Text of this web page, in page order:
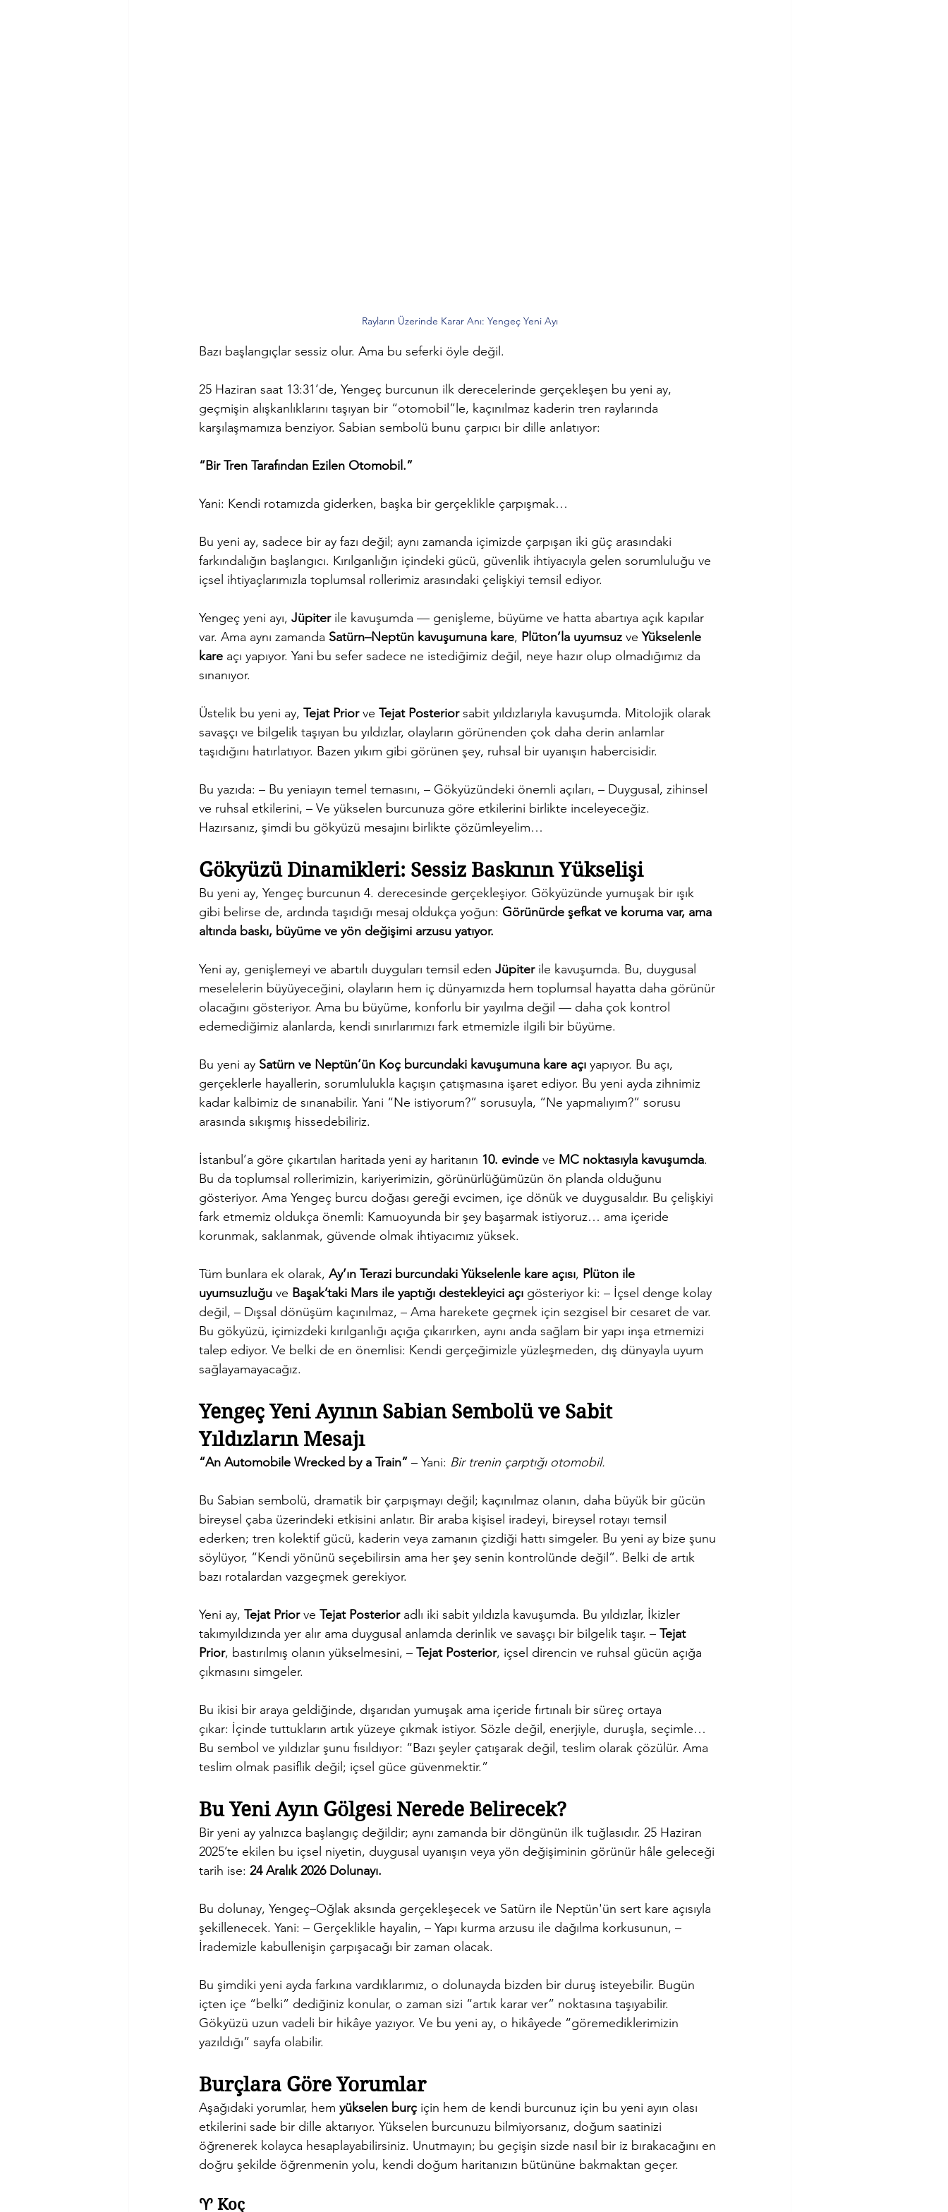
Rayların Üzerinde Karar Anı: Yengeç Yeni Ayı
Bazı başlangıçlar sessiz olur. Ama bu seferki öyle değil.
25 Haziran saat 13:31’de, Yengeç burcunun ilk derecelerinde gerçekleşen bu yeni ay,
geçmişin alışkanlıklarını taşıyan bir “otomobil”le, kaçınılmaz kaderin tren raylarında
karşılaşmamıza benziyor. Sabian sembolü bunu çarpıcı bir dille anlatıyor:
“Bir Tren Tarafından Ezilen Otomobil.”
Yani: Kendi rotamızda giderken, başka bir gerçeklikle çarpışmak…
Bu yeni ay, sadece bir ay fazı değil; aynı zamanda içimizde çarpışan iki güç arasındaki
farkındalığın başlangıcı. Kırılganlığın içindeki gücü, güvenlik ihtiyacıyla gelen sorumluluğu ve
içsel ihtiyaçlarımızla toplumsal rollerimiz arasındaki çelişkiyi temsil ediyor.
Yengeç yeni ayı, Jüpiter ile kavuşumda — genişleme, büyüme ve hatta abartıya açık kapılar
var. Ama aynı zamanda Satürn–Neptün kavuşumuna kare, Plüton’la uyumsuz ve Yükselenle
kare açı yapıyor. Yani bu sefer sadece ne istediğimiz değil, neye hazır olup olmadığımız da
sınanıyor.
Üstelik bu yeni ay, Tejat Prior ve Tejat Posterior sabit yıldızlarıyla kavuşumda. Mitolojik olarak
savaşçı ve bilgelik taşıyan bu yıldızlar, olayların görünenden çok daha derin anlamlar
taşıdığını hatırlatıyor. Bazen yıkım gibi görünen şey, ruhsal bir uyanışın habercisidir.
Bu yazıda: – Bu yeniayın temel temasını, – Gökyüzündeki önemli açıları, – Duygusal, zihinsel
ve ruhsal etkilerini, – Ve yükselen burcunuza göre etkilerini birlikte inceleyeceğiz.
Hazırsanız, şimdi bu gökyüzü mesajını birlikte çözümleyelim…
Gökyüzü Dinamikleri: Sessiz Baskının Yükselişi
Bu yeni ay, Yengeç burcunun 4. derecesinde gerçekleşiyor. Gökyüzünde yumuşak bir ışık
gibi belirse de, ardında taşıdığı mesaj oldukça yoğun: Görünürde şefkat ve koruma var, ama
altında baskı, büyüme ve yön değişimi arzusu yatıyor.
Yeni ay, genişlemeyi ve abartılı duyguları temsil eden Jüpiter ile kavuşumda. Bu, duygusal
meselelerin büyüyeceğini, olayların hem iç dünyamızda hem toplumsal hayatta daha görünür
olacağını gösteriyor. Ama bu büyüme, konforlu bir yayılma değil — daha çok kontrol
edemediğimiz alanlarda, kendi sınırlarımızı fark etmemizle ilgili bir büyüme.
Bu yeni ay Satürn ve Neptün’ün Koç burcundaki kavuşumuna kare açı yapıyor. Bu açı,
gerçeklerle hayallerin, sorumlulukla kaçışın çatışmasına işaret ediyor. Bu yeni ayda zihnimiz
kadar kalbimiz de sınanabilir. Yani “Ne istiyorum?” sorusuyla, “Ne yapmalıyım?” sorusu
arasında sıkışmış hissedebiliriz.
İstanbul’a göre çıkartılan haritada yeni ay haritanın 10. evinde ve MC noktasıyla kavuşumda.
Bu da toplumsal rollerimizin, kariyerimizin, görünürlüğümüzün ön planda olduğunu
gösteriyor. Ama Yengeç burcu doğası gereği evcimen, içe dönük ve duygusaldır. Bu çelişkiyi
fark etmemiz oldukça önemli: Kamuoyunda bir şey başarmak istiyoruz… ama içeride
korunmak, saklanmak, güvende olmak ihtiyacımız yüksek.
Tüm bunlara ek olarak, Ay’ın Terazi burcundaki Yükselenle kare açısı, Plüton ile
uyumsuzluğu ve Başak’taki Mars ile yaptığı destekleyici açı gösteriyor ki: – İçsel denge kolay
değil, – Dışsal dönüşüm kaçınılmaz, – Ama harekete geçmek için sezgisel bir cesaret de var.
Bu gökyüzü, içimizdeki kırılganlığı açığa çıkarırken, aynı anda sağlam bir yapı inşa etmemizi
talep ediyor. Ve belki de en önemlisi: Kendi gerçeğimizle yüzleşmeden, dış dünyayla uyum
sağlayamayacağız.
Yengeç Yeni Ayının Sabian Sembolü ve Sabit
Yıldızların Mesajı
“An Automobile Wrecked by a Train” – Yani: Bir trenin çarptığı otomobil.
Bu Sabian sembolü, dramatik bir çarpışmayı değil; kaçınılmaz olanın, daha büyük bir gücün
bireysel çaba üzerindeki etkisini anlatır. Bir araba kişisel iradeyi, bireysel rotayı temsil
ederken; tren kolektif gücü, kaderin veya zamanın çizdiği hattı simgeler. Bu yeni ay bize şunu
söylüyor, “Kendi yönünü seçebilirsin ama her şey senin kontrolünde değil”. Belki de artık
bazı rotalardan vazgeçmek gerekiyor.
Yeni ay, Tejat Prior ve Tejat Posterior adlı iki sabit yıldızla kavuşumda. Bu yıldızlar, İkizler
takımyıldızında yer alır ama duygusal anlamda derinlik ve savaşçı bir bilgelik taşır. – Tejat
Prior, bastırılmış olanın yükselmesini, – Tejat Posterior, içsel direncin ve ruhsal gücün açığa
çıkmasını simgeler.
Bu ikisi bir araya geldiğinde, dışarıdan yumuşak ama içeride fırtınalı bir süreç ortaya
çıkar: İçinde tuttukların artık yüzeye çıkmak istiyor. Sözle değil, enerjiyle, duruşla, seçimle…
Bu sembol ve yıldızlar şunu fısıldıyor: “Bazı şeyler çatışarak değil, teslim olarak çözülür. Ama
teslim olmak pasiflik değil; içsel güce güvenmektir.”
Bu Yeni Ayın Gölgesi Nerede Belirecek?
Bir yeni ay yalnızca başlangıç değildir; aynı zamanda bir döngünün ilk tuğlasıdır. 25 Haziran
2025’te ekilen bu içsel niyetin, duygusal uyanışın veya yön değişiminin görünür hâle geleceği
tarih ise: 24 Aralık 2026 Dolunayı.
Bu dolunay, Yengeç–Oğlak aksında gerçekleşecek ve Satürn ile Neptün'ün sert kare açısıyla
şekillenecek. Yani: – Gerçeklikle hayalin, – Yapı kurma arzusu ile dağılma korkusunun, –
İrademizle kabullenişin çarpışacağı bir zaman olacak.
Bu şimdiki yeni ayda farkına vardıklarımız, o dolunayda bizden bir duruş isteyebilir. Bugün
içten içe “belki” dediğiniz konular, o zaman sizi “artık karar ver” noktasına taşıyabilir.
Gökyüzü uzun vadeli bir hikâye yazıyor. Ve bu yeni ay, o hikâyede “göremediklerimizin
yazıldığı” sayfa olabilir.
Burçlara Göre Yorumlar
Aşağıdaki yorumlar, hem yükselen burç için hem de kendi burcunuz için bu yeni ayın olası
etkilerini sade bir dille aktarıyor. Yükselen burcunuzu bilmiyorsanız, doğum saatinizi
öğrenerek kolayca hesaplayabilirsiniz. Unutmayın; bu geçişin sizde nasıl bir iz bırakacağını en
doğru şekilde öğrenmenin yolu, kendi doğum haritanızın bütününe bakmaktan geçer.
♈ Koç